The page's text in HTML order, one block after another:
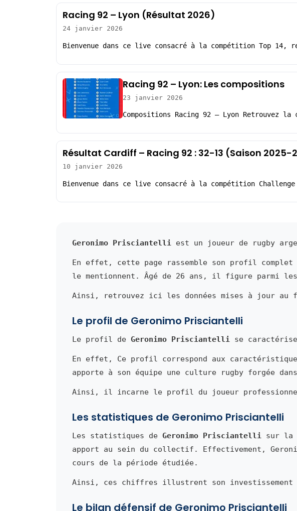
Racing 92 – Lyon (Résultat 2026)
24 janvier 2026
Bienvenue dans ce live consacré à la compétition Top 14,
Racing 92 – Lyon: Les compositions
23 janvier 2026
Compositions Racing 92 – Lyon Retrouvez
Résultat Cardiff – Racing 92 : 32-13 (Saison 2025-
10 janvier 2026
Bienvenue dans ce live consacré à la compétition
Geronimo Prisciantelli est un joueur de rugby
En effet, cette page rassemble son profil
le mentionnent. Âgé de 26 ans, il figure parmi
Ainsi, retrouvez ici les données mises à jour
Le profil de Geronimo Prisciantelli
Le profil de Geronimo Prisciantelli se
En effet, Ce profil correspond aux
apporte à son équipe une culture rugby forgée
Ainsi, il incarne le profil du joueur
Les statistiques de Geronimo Prisciantelli
Les statistiques de Geronimo Prisciantelli sur la
apport au sein du collectif. Effectivement,
cours de la période étudiée.
Ainsi, ces chiffres illustrent son investissement
Le bilan défensif de Geronimo Prisciantelli